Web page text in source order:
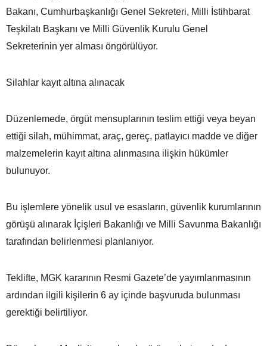
Bakanı, Cumhurbaşkanlığı Genel Sekreteri, Milli İstihbarat
Teşkilatı Başkanı ve Milli Güvenlik Kurulu Genel
Sekreterinin yer alması öngörülüyor.
Silahlar kayıt altına alınacak
Düzenlemede, örgüt mensuplarının teslim ettiği veya beyan
ettiği silah, mühimmat, araç, gereç, patlayıcı madde ve diğer
malzemelerin kayıt altına alınmasına ilişkin hükümler
bulunuyor.
Bu işlemlere yönelik usul ve esasların, güvenlik kurumlarının
görüşü alınarak İçişleri Bakanlığı ve Milli Savunma Bakanlığı
tarafından belirlenmesi planlanıyor.
Teklifte, MGK kararının Resmi Gazete’de yayımlanmasının
ardından ilgili kişilerin 6 ay içinde başvuruda bulunması
gerektiği belirtiliyor.